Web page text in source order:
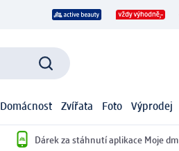
Domácnost Zvířata Foto Výprodej
Dárek za stáhnutí aplikace Moje dm